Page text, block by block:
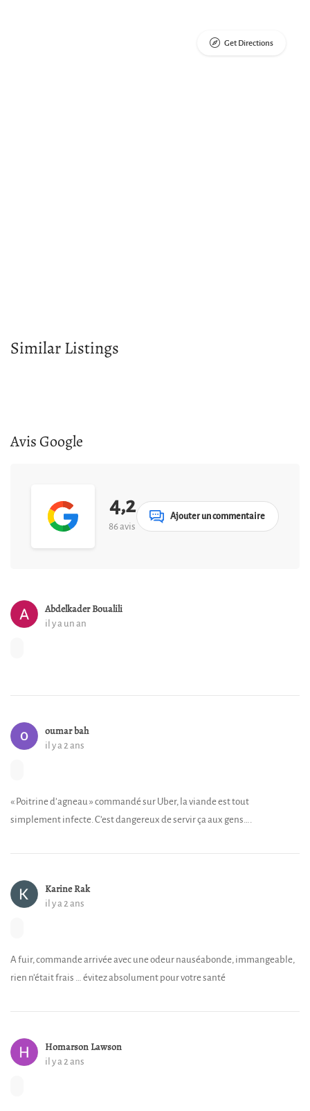
Get Directions
Similar Listings
Avis Google
4,2
86 avis
Ajouter un commentaire
Abdelkader Boualili
il y a un an
oumar bah
il y a 2 ans
« Poitrine d’agneau » commandé sur Uber, la viande est tout
simplement infecte. C’est dangereux de servir ça aux gens….
Karine Rak
il y a 2 ans
A fuir, commande arrivée avec une odeur nauséabonde, immangeable,
rien n’était frais … évitez absolument pour votre santé
Homarson Lawson
il y a 2 ans